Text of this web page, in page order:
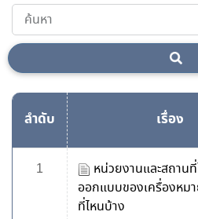
ลำดับ เรื่อง
1
หน่วยงานและสถาน
ออกแบบของเครื่องหม
ที่ไหนบ้าง